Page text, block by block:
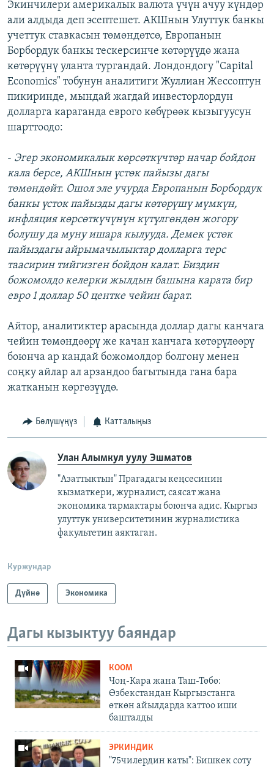
Экинчилери америкалык валюта үчүн ачуу күндөр
али алдыда деп эсептешет. АКШнын Улуттук банкы
учеттук ставкасын төмөндөтсө, Европанын
Борбордук банкы тескерсинче көтөрүүдө жана
көтөрүүнү уланта тургандай. Лондондогу "Capital
Economics" тобунун аналитиги Жуллиан Жессоптун
пикиринде, мындай жагдай инвесторлордун
долларга караганда еврого көбүрөөк кызыгуусун
шарттоодо:
- Эгер экономикалык көрсөткүчтөр начар бойдон
кала берсе, АКШнын үстөк пайызы дагы
төмөндөйт. Ошол эле учурда Европанын Борбордук
банкы үсток пайызды дагы көтөрүшү мүмкүн,
инфляция көрсөткүчүнүн күтүлгөндөн жогору
болушу да муну ишара кылууда. Демек үстөк
пайыздагы айрымачылыктар долларга терс
таасирин тийгизген бойдон калат. Биздин
божомолдо келерки жылдын башына карата бир
евро 1 доллар 50 центке чейин барат.
Айтор, аналитиктер арасында доллар дагы канчага
чейин төмөндөөрү же качан канчага көтөрүлөөрү
боюнча ар кандай божомолдор болгону менен
соңку айлар ал арзандоо багытында гана бара
жатканын көргөзүүдө.
Бөлүшүңүз Катталыңыз
Улан Алымкул уулу Эшматов
"Азаттыктын" Прагадагы кеңсесинин
кызматкери, журналист, саясат жана
экономика тармактары боюнча адис. Кыргыз
улуттук университетинин журналистика
факультетин аяктаган.
Куржундар
Дүйнө Экономика
Дагы кызыктуу баяндар
КООМ
Чоң-Кара жана Таш-Төбө:
Өзбекстандан Кыргызстанга
өткөн айылдарда каттоо иши
башталды
ЭРКИНДИК
"75чилердин каты": Бишкек соту